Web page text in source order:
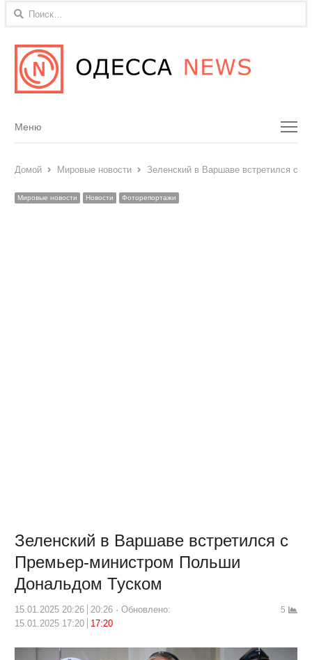
Найти:
Menu
Меню
Домой Мировые новости Зеленский в Варшаве встретился с
Мировые новости Новости Фоторепортажи
Зеленский в Варшаве встретился с
Премьер-министром Польши
Дональдом Туском
15.01.2025 20:26 20:26
Обновлено:
15.01.2025 17:20
17:20
5